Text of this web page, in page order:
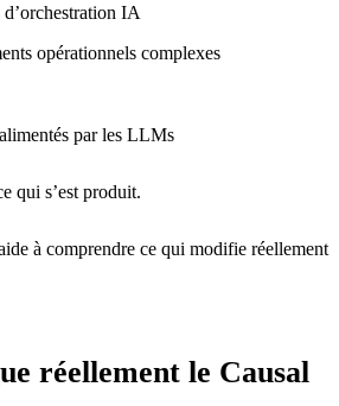
IA
opérationnels complexes
par les LLMs
qui s’est produit.
à comprendre ce qui modifie réellement
réellement le Causal